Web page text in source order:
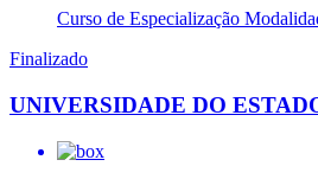
Curso de Especialização
Finalizado
UNIVERSIDADE DO